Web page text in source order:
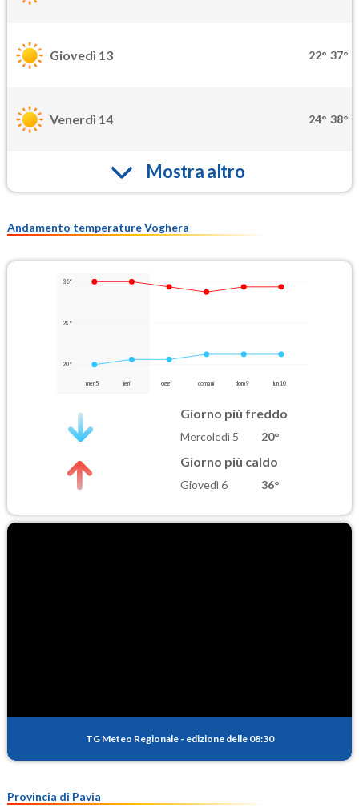
Giovedì 13 22° 37°
Venerdì 14 24° 38°
Mostra altro
Andamento temperature Voghera
36°
28°
20°
mer 5 ieri oggi domani dom 9 lun 10
Giorno più freddo
Mercoledì 5 20°
Giorno più caldo
Giovedì 6 36°
TG Meteo Regionale - edizione delle 08:30
Provincia di Pavia